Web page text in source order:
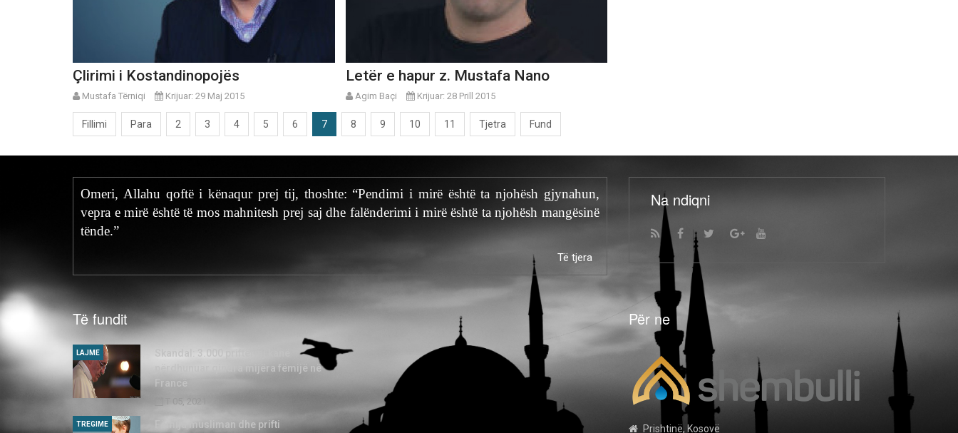
Çlirimi i Kostandinopojës
Mustafa Tërniqi Krijuar: 29 Maj 2015
Letër e hapur z. Mustafa Nano
Agim Baçi Krijuar: 28 Prill 2015
Fillimi Para 2 3 4 5 6 7 8 9 10 11 Tjetra Fund
Omeri, Allahu qoftë i kënaqur prej tij, thoshte: “Pendimi i mirë është ta njohësh gjynahun,
vepra e mirë është të mos mahnitesh prej saj dhe falënderimi i mirë është ta njohësh mangësinë
tënde.”
Të tjera
Na ndiqni
Të fundit
Skandal: 3.000 priftërinj kanë
përdhunuar qindra mijëra fëmijë në
Francë
T 05, 2021
LAJME
Fëmija musliman dhe prifti
TREGIME
Për ne
Prishtinë, Kosovë